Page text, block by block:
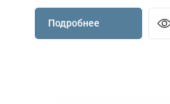
Подробнее